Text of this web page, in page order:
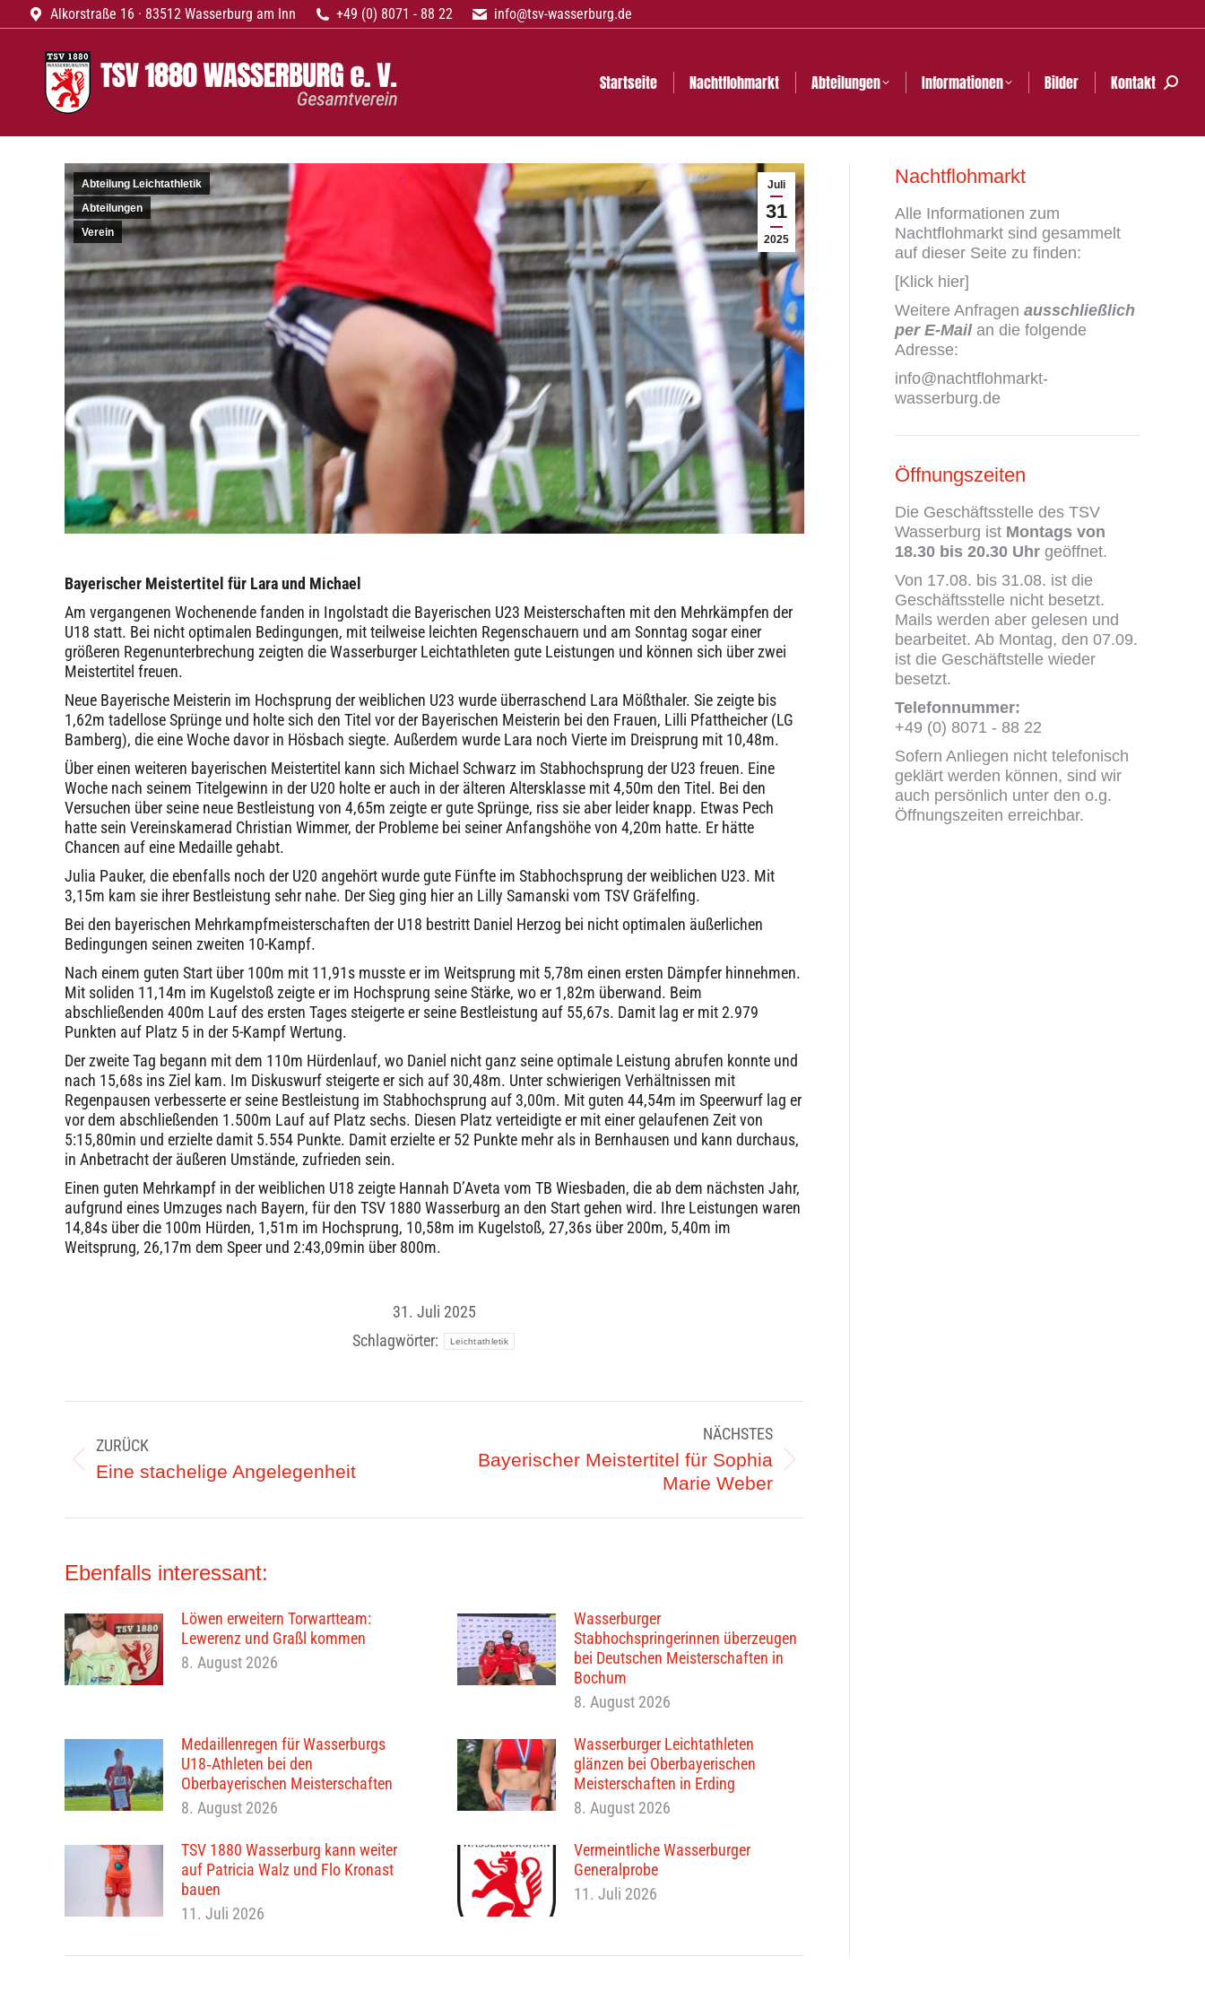
Alkorstraße 16 · 83512 Wasserburg am Inn +49 (0) 8071 - 88 22 info@tsv-wasserburg.de
Startseite Nachtflohmarkt Abteilungen Informationen Bilder Kontakt
Juli
31
2025
Abteilung Leichtathletik
Abteilungen
Verein
Bayerischer Meistertitel für Lara und Michael
Am vergangenen Wochenende fanden in Ingolstadt die Bayerischen U23 Meisterschaften mit den Mehrkämpfen der
U18 statt. Bei nicht optimalen Bedingungen, mit teilweise leichten Regenschauern und am Sonntag sogar einer
größeren Regenunterbrechung zeigten die Wasserburger Leichtathleten gute Leistungen und können sich über zwei
Meistertitel freuen.
Neue Bayerische Meisterin im Hochsprung der weiblichen U23 wurde überraschend Lara Mößthaler. Sie zeigte bis
1,62m tadellose Sprünge und holte sich den Titel vor der Bayerischen Meisterin bei den Frauen, Lilli Pfattheicher (LG
Bamberg), die eine Woche davor in Hösbach siegte. Außerdem wurde Lara noch Vierte im Dreisprung mit 10,48m.
Über einen weiteren bayerischen Meistertitel kann sich Michael Schwarz im Stabhochsprung der U23 freuen. Eine
Woche nach seinem Titelgewinn in der U20 holte er auch in der älteren Altersklasse mit 4,50m den Titel. Bei den
Versuchen über seine neue Bestleistung von 4,65m zeigte er gute Sprünge, riss sie aber leider knapp. Etwas Pech
hatte sein Vereinskamerad Christian Wimmer, der Probleme bei seiner Anfangshöhe von 4,20m hatte. Er hätte
Chancen auf eine Medaille gehabt.
Julia Pauker, die ebenfalls noch der U20 angehört wurde gute Fünfte im Stabhochsprung der weiblichen U23. Mit
3,15m kam sie ihrer Bestleistung sehr nahe. Der Sieg ging hier an Lilly Samanski vom TSV Gräfelfing.
Bei den bayerischen Mehrkampfmeisterschaften der U18 bestritt Daniel Herzog bei nicht optimalen äußerlichen
Bedingungen seinen zweiten 10-Kampf.
Nach einem guten Start über 100m mit 11,91s musste er im Weitsprung mit 5,78m einen ersten Dämpfer hinnehmen.
Mit soliden 11,14m im Kugelstoß zeigte er im Hochsprung seine Stärke, wo er 1,82m überwand. Beim
abschließenden 400m Lauf des ersten Tages steigerte er seine Bestleistung auf 55,67s. Damit lag er mit 2.979
Punkten auf Platz 5 in der 5-Kampf Wertung.
Der zweite Tag begann mit dem 110m Hürdenlauf, wo Daniel nicht ganz seine optimale Leistung abrufen konnte und
nach 15,68s ins Ziel kam. Im Diskuswurf steigerte er sich auf 30,48m. Unter schwierigen Verhältnissen mit
Regenpausen verbesserte er seine Bestleistung im Stabhochsprung auf 3,00m. Mit guten 44,54m im Speerwurf lag er
vor dem abschließenden 1.500m Lauf auf Platz sechs. Diesen Platz verteidigte er mit einer gelaufenen Zeit von
5:15,80min und erzielte damit 5.554 Punkte. Damit erzielte er 52 Punkte mehr als in Bernhausen und kann durchaus,
in Anbetracht der äußeren Umstände, zufrieden sein.
Einen guten Mehrkampf in der weiblichen U18 zeigte Hannah D’Aveta vom TB Wiesbaden, die ab dem nächsten Jahr,
aufgrund eines Umzuges nach Bayern, für den TSV 1880 Wasserburg an den Start gehen wird. Ihre Leistungen waren
14,84s über die 100m Hürden, 1,51m im Hochsprung, 10,58m im Kugelstoß, 27,36s über 200m, 5,40m im
Weitsprung, 26,17m dem Speer und 2:43,09min über 800m.
31. Juli 2025
Schlagwörter:
Leichtathletik
ZURÜCK
Vorheriger
Eine stachelige Angelegenheit
NÄCHSTES
Nächster
Bayerischer Meistertitel für Sophia
Marie Weber
Ebenfalls interessant:
Löwen erweitern Torwartteam:
Lewerenz und Graßl kommen
8. August 2026
Wasserburger
Stabhochspringerinnen überzeugen
bei Deutschen Meisterschaften in
Bochum
8. August 2026
Medaillenregen für Wasserburgs
U18‑Athleten bei den
Oberbayerischen Meisterschaften
8. August 2026
Wasserburger Leichtathleten
glänzen bei Oberbayerischen
Meisterschaften in Erding
8. August 2026
TSV 1880 Wasserburg kann weiter
auf Patricia Walz und Flo Kronast
bauen
11. Juli 2026
Vermeintliche Wasserburger
Generalprobe
11. Juli 2026
Nachtflohmarkt
Alle Informationen zum
Nachtflohmarkt sind gesammelt
auf dieser Seite zu finden:
[Klick hier]
Weitere Anfragen ausschließlich
per E-Mailan die folgende
Adresse:
info@nachtflohmarkt-
wasserburg.de
Öffnungszeiten
Die Geschäftsstelle des TSV
Wasserburg ist Montags von
18.30 bis 20.30 Uhr geöffnet.
Von 17.08. bis 31.08. ist die
Geschäftsstelle nicht besetzt.
Mails werden aber gelesen und
bearbeitet. Ab Montag, den 07.09.
ist die Geschäftstelle wieder
besetzt.
Telefonnummer:
+49 (0) 8071 - 88 22
Sofern Anliegen nicht telefonisch
geklärt werden können, sind wir
auch persönlich unter den o.g.
Öffnungszeiten erreichbar.
Startseite Nachtflohmarkt Abteilungen Informationen Bilder Kontakt Search: